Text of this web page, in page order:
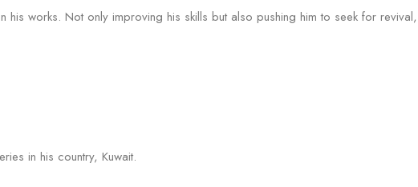
works. Not only improving his skills but also pushing him to seek for
in his country, Kuwait.